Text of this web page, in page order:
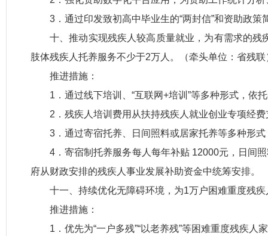
3．通过印发致初高中毕业生的“两封信”和资助政
十、推动实现残疾人较高质量就业，为有需求的残
肢体残疾人托养服务不少于2万人。（牵头单位：省残联
推进措施：
1．通过线下培训、“互联网+培训”等多种形式，
2．残疾人培训费用从扶持残疾人就业创业专项经
3．通过寄宿托养、日间照料或居家托养等多种形
4．寄宿制托养服务每人每年补贴 12000元，日间
府从财政安排的残疾人事业发展补助资金中统筹安排。
十一、持续优化无障碍环境，为1万户困难重度残
推进措施：
1．优先为“一户多残”“以老养残”等困难重度残疾